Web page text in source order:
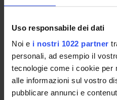
Uso responsabile dei dati
Noi e i nostri 1022 partner
personali, ad esempio il
tecnologie come i cookie per
alle informazioni sul vostro
pubblicare annunci e
ALLEGATI
Locandina premio tesi
(pdf, it, 256 KB, 24/07/25)